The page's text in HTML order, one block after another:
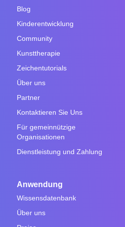
Blog
Kinderentwicklung
Community
Kunsttherapie
Zeichentutorials
Über uns
Partner
Kontaktieren Sie Uns
Für gemeinnützige
Organisationen
Dienstleistung und Zahlung
Anwendung
Wissensdatenbank
Über uns